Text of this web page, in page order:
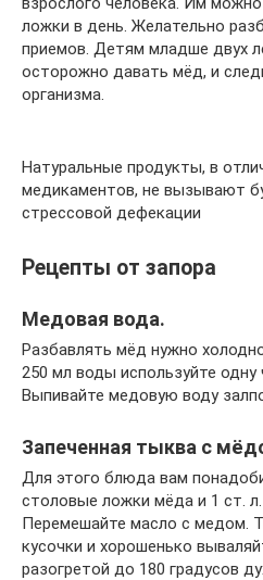
ложки в день. Желательно
приемов. Детям младше двух
осторожно давать мёд, и
организма.
Натуральные продукты, в
медикаментов, не вызывают
стрессовой дефекации
Рецепты от запора
Медовая вода.
Разбавлять мёд нужно
250 мл воды используйте
Выпивайте медовую воду
Запеченная тыква с
Для этого блюда вам
столовые ложки мёда и 1 ст.
Перемешайте масло с медом.
кусочки и хорошенько
разогретой до 180 градусов